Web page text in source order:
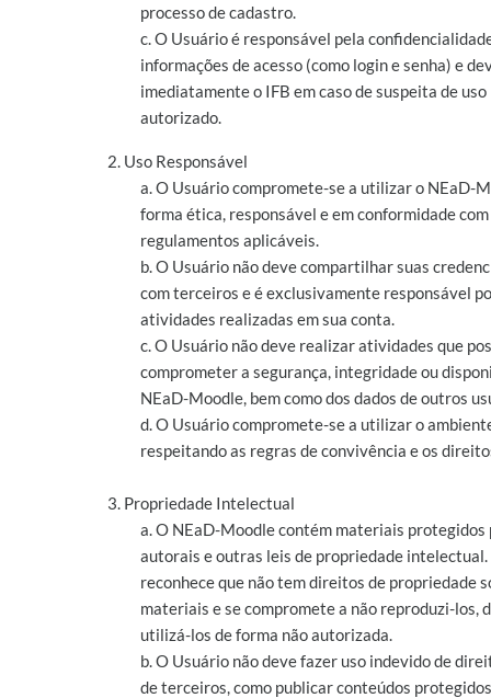
processo de cadastro.
c. O Usuário é responsável pela
informações de acesso (como login e senha) e
imediatamente o IFB em caso de suspeita de uso
autorizado.
2. Uso Responsável
a. O Usuário compromete-se a utilizar o NEaD-
forma ética, responsável e em conformidade
regulamentos aplicáveis.
b. O Usuário não deve compartilhar suas
com terceiros e é exclusivamente responsável
atividades realizadas em sua conta.
c. O Usuário não deve realizar atividades que
comprometer a segurança, integridade ou
NEaD-Moodle, bem como dos dados de outros
d. O Usuário compromete-se a utilizar o
respeitando as regras de convivência e os
3. Propriedade Intelectual
a. O NEaD-Moodle contém materiais
autorais e outras leis de propriedade
reconhece que não tem direitos de propriedade
materiais e se compromete a não reproduzi-los,
utilizá-los de forma não autorizada.
b. O Usuário não deve fazer uso indevido de
de terceiros, como publicar conteúdos